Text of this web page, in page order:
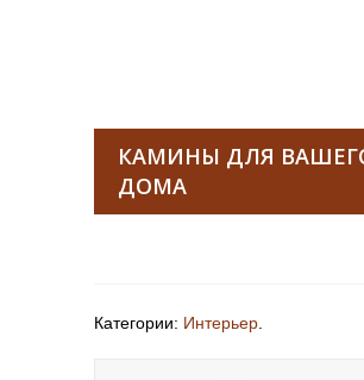
КАМИНЫ ДЛЯ
ДОМА
Категории: Интерьер